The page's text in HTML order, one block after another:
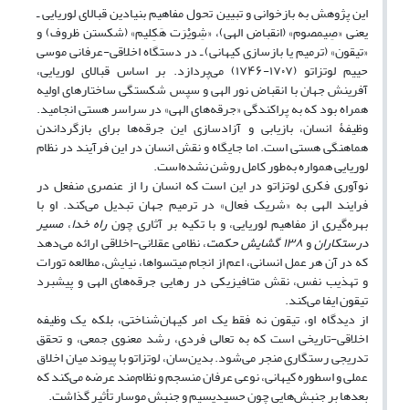
این پژوهش به بازخوانی و تبیین تحول مفاهیم بنیادین قبالای لوریایی ـ
یعنی «صِیمصوم» (انقباض الهی)، «شِویْرَت هَکِلیم» (شکستن ظروف) و
«تیقون» (ترمیم یا بازسازی کیهانی) ـ در دستگاه اخلاقی-عرفانی موسی
حییم لوتزاتو (۱۷۰۷-۱۷۴۶) می‌پردازد. بر اساس قبالای لوریایی،
آفرینش جهان با انقباض نور الهی و سپس شکستگی ساختارهای اولیه
همراه بود که به پراکندگی «جرقه‌های الهی» در سراسر هستی انجامید.
وظیفۀ انسان، بازیابی و آزادسازی این جرقه‌ها برای بازگرداندن
هماهنگی هستی است. اما جایگاه و نقش انسان در این فرآیند در نظام
لوریایی همواره به‌طور کامل روشن نشده‌است.
نوآوری فکری لوتزاتو در این است که انسان را از عنصری منفعل در
فرایند الهی به «شریک فعال» در ترمیم جهان تبدیل می‌کند. او با
بهره‌گیری از مفاهیم لوریایی، و با تکیه بر آثاری چونراه خدا،مسیر
درستکارانو۱۳۸ گشایش حکمت ، نظامی عقلانی-اخلاقی ارائه می‌دهد
که در آن هر عمل انسانی، اعم از انجام میتسواها، نیایش، مطالعه تورات
و تهذیب نفس، نقش متافیزیکی در رهایی جرقه‌های الهی و پیشبرد
تیقون ایفا می‌کند.
از دیدگاه او، تیقون نه فقط یک امر کیهان‌شناختی، بلکه یک وظیفه
اخلاقی-تاریخی است که به تعالی فردی، رشد معنوی جمعی، و تحقق
تدریجی رستگاری منجر می‌شود. بدین‌سان، لوتزاتو با پیوند میان اخلاق
عملی و اسطوره کیهانی، نوعی عرفان منسجم و نظام‌مند عرضه می‌کند که
بعدها بر جنبش‌هایی چون حسیدیسیم و جنبش موسار تأثیر گذاشت.